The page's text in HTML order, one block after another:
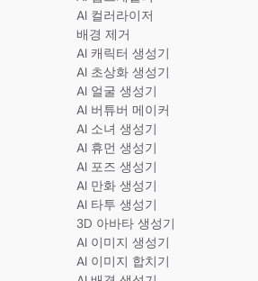
AI 컬러라이저
배경 제거
AI 캐릭터 생성기
AI 초상화 생성기
AI 얼굴 생성기
AI 버튜버 메이커
AI 소녀 생성기
AI 휴먼 생성기
AI 포즈 생성기
AI 만화 생성기
AI 타투 생성기
3D 아바타 생성기
AI 이미지 생성기
AI 이미지 합치기